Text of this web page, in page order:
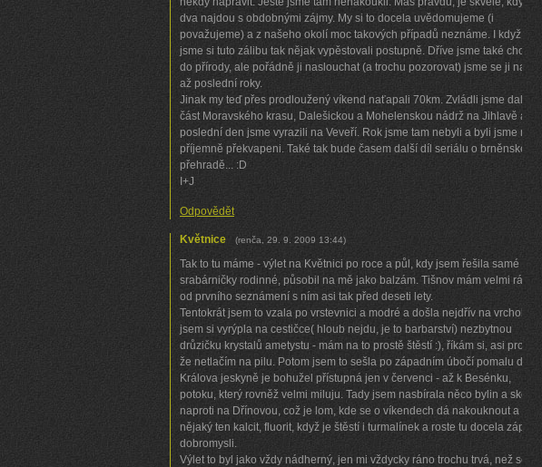
dva najdou s obdobnými zájmy. My si to docela uvědomujeme (i
považujeme) a z našeho okolí moc takových případů neznáme. I když my
jsme si tuto zálibu tak nějak vypěstovali postupně. Dříve jsme také chodili
do přírody, ale pořádně ji naslouchat (a trochu pozorovat) jsme se ji naučili
až poslední roky.
Jinak my teď přes prodloužený víkend naťapali 70km. Zvládli jsme další
část Moravského krasu, Dalešickou a Mohelenskou nádrž na Jihlavě a
poslední den jsme vyrazili na Veveří. Rok jsme tam nebyli a byli jsme moc
příjemně překvapeni. Také tak bude časem další díl seriálu o brněnské
přehradě... :D
I+J
Odpovědět
Květnice (renča 29. 9. 2009 13:44)
Tak to tu máme - výlet na Květnici po roce a půl, kdy jsem řešila samé
srabárničky rodinné, působil na mě jako balzám. Tišnov mám velmi ráda
od prvního seznámení s ním asi tak před deseti lety.
Tentokrát jsem to vzala po vrstevnici a modré a došla nejdřív na vrchol, kde
jsem si vyrýpla na cestičce( hloub nejdu, je to barbarství) nezbytnou
drůzičku krystalů ametystu - mám na to prostě štěstí :), říkám si, asi proto,
že netlačím na pilu. Potom jsem to sešla po západním úbočí pomalu dolů -
Králova jeskyně je bohužel přístupná jen v červenci - až k Besénku,
potoku, který rovněž velmi miluju. Tady jsem nasbírala něco bylin a skočila
naproti na Dřínovou, což je lom, kde se o víkendech dá nakouknout a najít
nějaký ten kalcit, fluorit, když je štěstí i turmalínek a roste tu docela záplava
dobromysli.
Výlet to byl jako vždy nádherný, jen mi vždycky ráno trochu trvá, než se